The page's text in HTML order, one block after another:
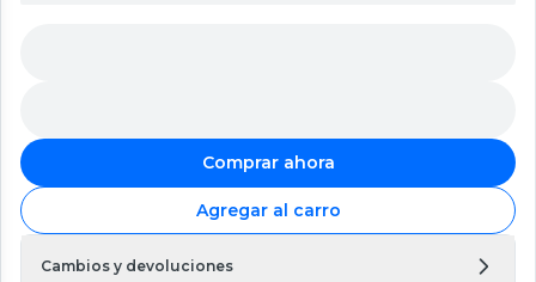
Comprar ahora
Agregar al carro
Cambios y devoluciones